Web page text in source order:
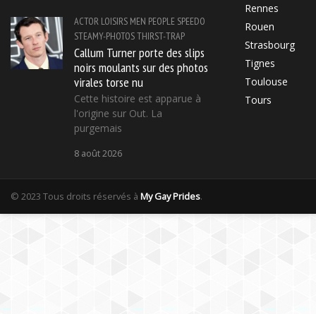
ACTOR LOISIRS MEN PEOPLE SPEEDO
STEAMY-PHOTOSTHIRST-TRAP
Callum Turner porte des slips
noirs moulants sur des photos
virales torse nu
Cette histoire est apparue à
l'origine sur Out. La
purgemais
8 août 2026
Rennes
Rouen
Strasbourg
Tignes
Toulouse
Tours
© 2023 Tous droits réservés à My Gay Prides.